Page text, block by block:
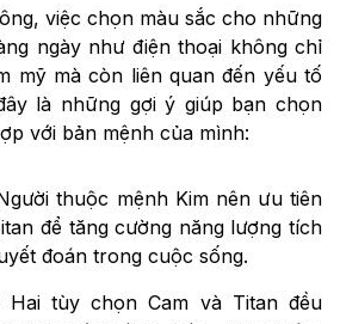
việc chọn màu sắc cho những
ngày như điện thoại không chỉ
mỹ mà còn liên quan đến yếu tố
là những gợi ý giúp bạn chọn
với bản mệnh của mình:
thuộc mệnh Kim nên ưu tiên
để tăng cường năng lượng tích
đoán trong cuộc sống.
Hai tùy chọn Cam và Titan đều